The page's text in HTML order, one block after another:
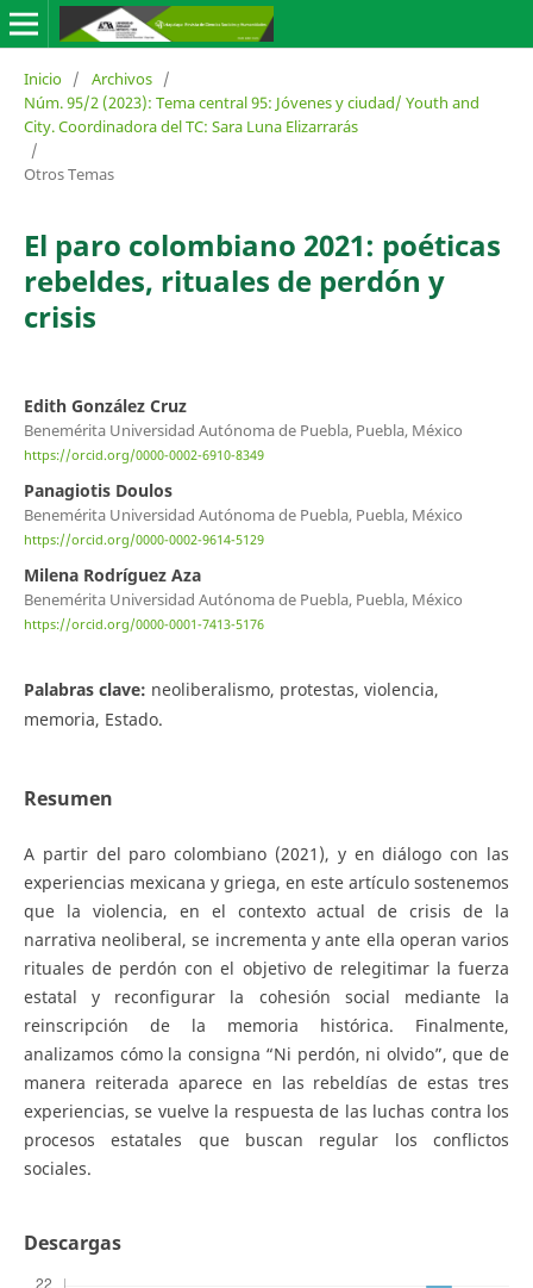
Inicio / Archivos /
Núm. 95/2 (2023): Tema central 95: Jóvenes y ciudad/ Youth and
City. Coordinadora del TC: Sara Luna Elizarrarás
/
Otros Temas
El paro colombiano 2021: poéticas
rebeldes, rituales de perdón y
crisis
Edith González Cruz
Benemérita Universidad Autónoma de Puebla, Puebla, México
https://orcid.org/0000-0002-6910-8349
Panagiotis Doulos
Benemérita Universidad Autónoma de Puebla, Puebla, México
https://orcid.org/0000-0002-9614-5129
Milena Rodríguez Aza
Benemérita Universidad Autónoma de Puebla, Puebla, México
https://orcid.org/0000-0001-7413-5176
Palabras clave: neoliberalismo, protestas, violencia,
memoria, Estado.
Resumen
A partir del paro colombiano (2021), y en diálogo con las
experiencias mexicana y griega, en este artículo sostenemos
que la violencia, en el contexto actual de crisis de la
narrativa neoliberal, se incrementa y ante ella operan varios
rituales de perdón con el objetivo de relegitimar la fuerza
estatal y reconfigurar la cohesión social mediante la
reinscripción de la memoria histórica. Finalmente,
analizamos cómo la consigna “Ni perdón, ni olvido”, que de
manera reiterada aparece en las rebeldías de estas tres
experiencias, se vuelve la respuesta de las luchas contra los
procesos estatales que buscan regular los conflictos
sociales.
Descargas